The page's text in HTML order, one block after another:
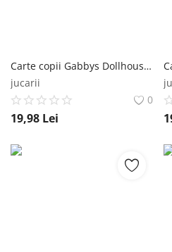
Carte copii Gabbys Dollhouse, Pisi Eroi in actiune Editura Litera
jucarii
0
19,98 Lei